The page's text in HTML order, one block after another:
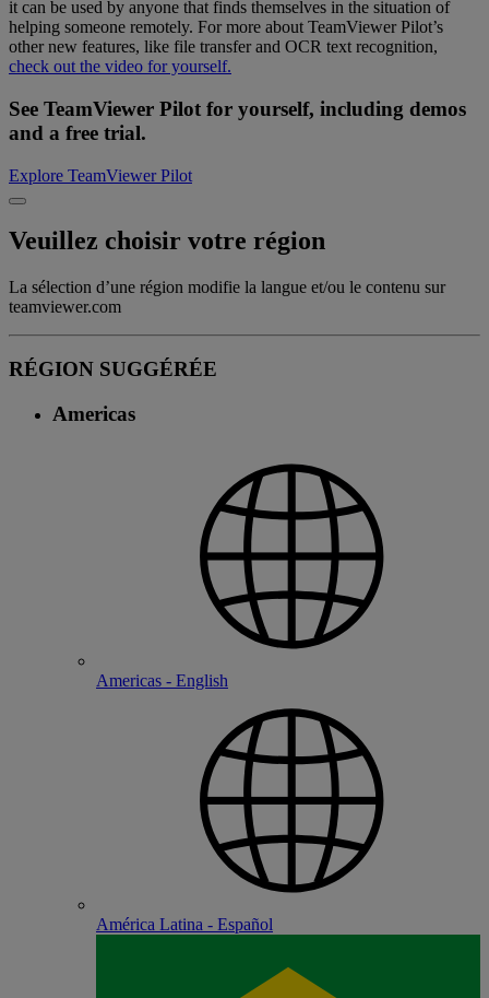
it can be used by anyone that finds themselves in the situation of
helping someone remotely. For more about TeamViewer Pilot’s
other new features, like file transfer and OCR text recognition,
check out the video for yourself.
See TeamViewer Pilot for yourself, including demos
and a free trial.
Explore TeamViewer Pilot
Veuillez choisir votre région
La sélection d’une région modifie la langue et/ou le contenu sur
teamviewer.com
RÉGION SUGGÉRÉE
Americas
Americas - English
América Latina - Español